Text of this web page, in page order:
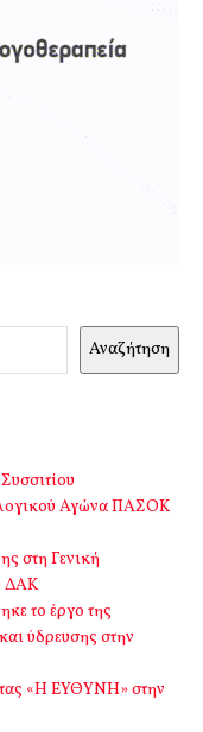
Αναζήτηση
Αγώνα ΠΑΣΟΚ
στη Γενική
ΔΑΚ
το έργο της
ύδρευσης στην
«Η ΕΥΘΥΝΗ» στην